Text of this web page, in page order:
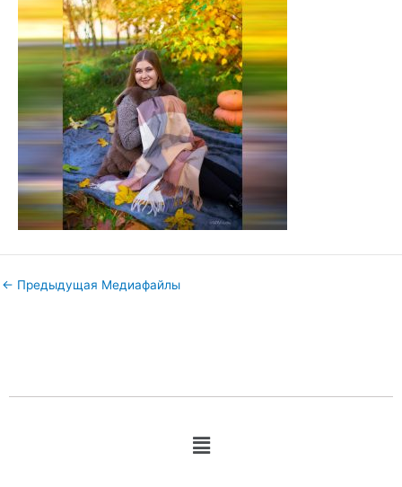
← Предыдущая Медиафайлы
Меню